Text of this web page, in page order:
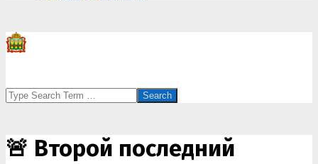
Search
🚨 Второй последний